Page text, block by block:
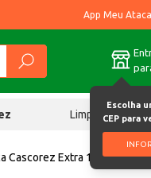
App Meu
Escolha
CEP para
Limpeza
Cascorez Extra 1kg